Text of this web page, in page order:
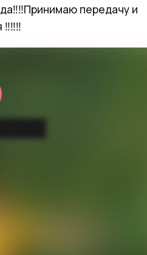
передачу и